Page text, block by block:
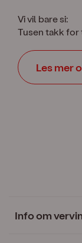
Vi vil bare si:
Tusen takk for
Les mer
Info om